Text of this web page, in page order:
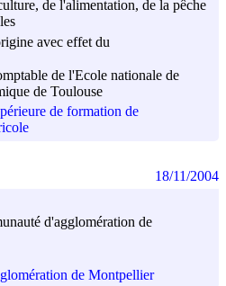
de l'alimentation, de la pêche
avec effet du
de l'Ecole nationale de
de Toulouse
de formation de
d'agglomération de
de Montpellier
18/11/2004